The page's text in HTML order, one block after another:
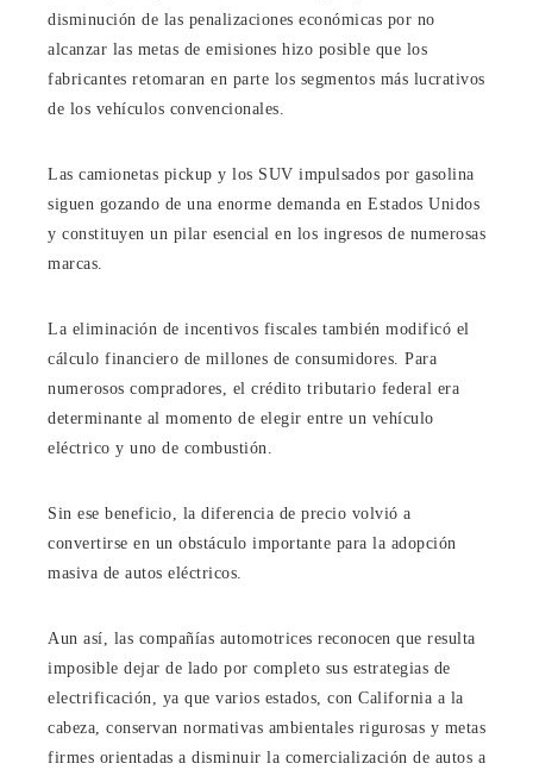
disminución de las penalizaciones económicas por no
alcanzar las metas de emisiones hizo posible que los
fabricantes retomaran en parte los segmentos más lucrativos
de los vehículos convencionales.
Las camionetas pickup y los SUV impulsados por gasolina
siguen gozando de una enorme demanda en Estados Unidos
y constituyen un pilar esencial en los ingresos de numerosas
marcas.
La eliminación de incentivos fiscales también modificó el
cálculo financiero de millones de consumidores. Para
numerosos compradores, el crédito tributario federal era
determinante al momento de elegir entre un vehículo
eléctrico y uno de combustión.
Sin ese beneficio, la diferencia de precio volvió a
convertirse en un obstáculo importante para la adopción
masiva de autos eléctricos.
Aun así, las compañías automotrices reconocen que resulta
imposible dejar de lado por completo sus estrategias de
electrificación, ya que varios estados, con California a la
cabeza, conservan normativas ambientales rigurosas y metas
firmes orientadas a disminuir la comercialización de autos a